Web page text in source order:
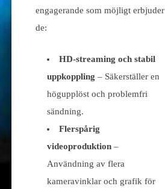
engagerande som möjligt erbjuder
de:
HD-streaming och stabil
uppkoppling – Säkerställer en
högupplöst och problemfri
sändning.
Flerspårig
videoproduktion–
Användning av flera
kameravinklar och grafik för